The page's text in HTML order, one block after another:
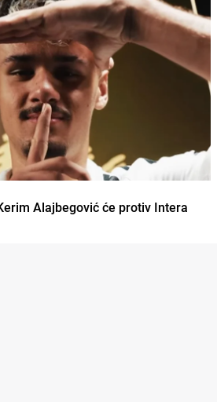
Alajbegović će protiv Intera